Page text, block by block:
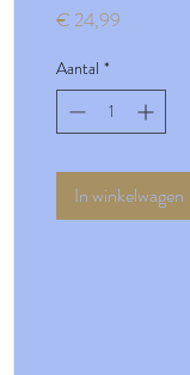
€ 24,99
Aantal *
In winkelwagen